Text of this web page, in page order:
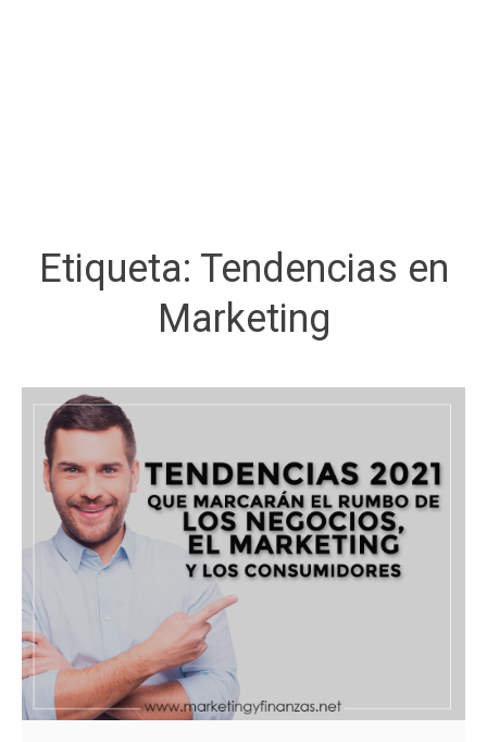
Etiqueta: Tendencias en
Marketing